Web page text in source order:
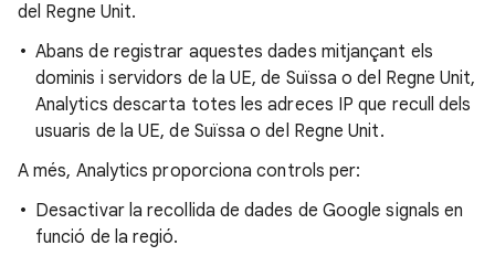
del Regne Unit.
Abans de registrar aquestes dades mitjançant els
dominis i servidors de la UE, de Suïssa o del Regne Unit,
Analytics descarta totes les adreces IP que recull dels
usuaris de la UE, de Suïssa o del Regne Unit.
A més, Analytics proporciona controls per:
Desactivar la recollida de dades de Google signals en
funció de la regió.